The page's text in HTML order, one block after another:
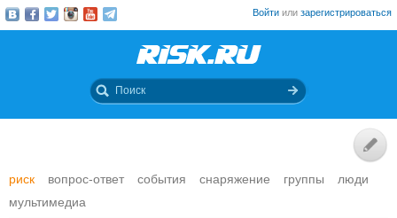
Войти или зарегистрироваться
риск вопрос-ответ события снаряжение группы
люди
мультимедиа